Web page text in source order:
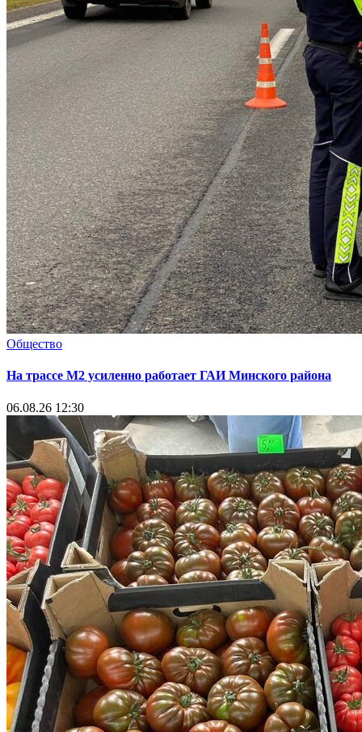
Общество
На трассе М2 усиленно работает ГАИ Минского района
06.08.26 12:30